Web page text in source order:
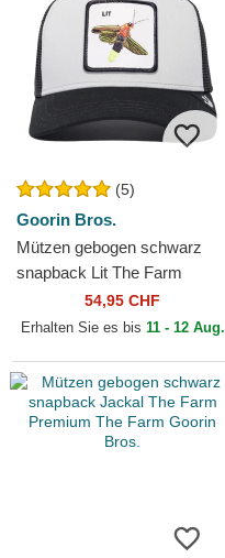
(5)
Goorin Bros.
Mützen gebogen schwarz
snapback Lit The Farm
Premium The Farm Goorin
Bros.
54,95 CHF
Erhalten Sie es bis 11 - 12 Aug.